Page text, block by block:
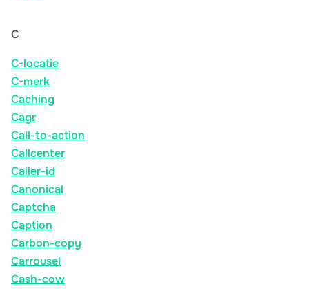
C
C-locatie
C-merk
Caching
Cagr
Call-to-action
Callcenter
Caller-id
Canonical
Captcha
Caption
Carbon-copy
Carrousel
Cash-cow